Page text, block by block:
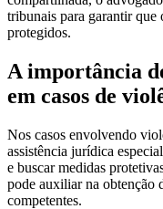
tribunais para garantir que
protegidos.
A importância
em casos de
Nos casos envolvendo
assistência jurídica
e buscar medidas
pode auxiliar na obtenção
competentes.